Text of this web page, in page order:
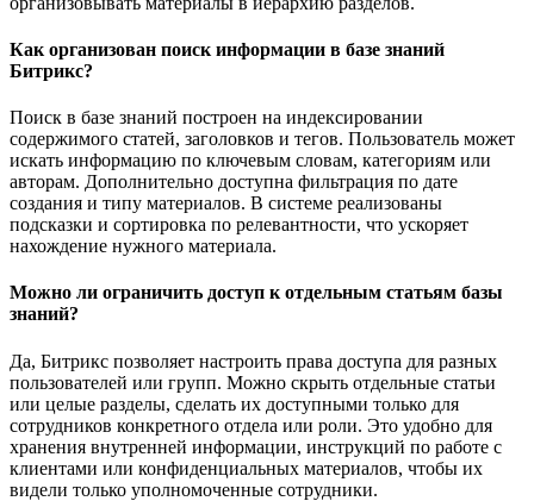
Как организован поиск информации в базе знаний
Битрикс?
Поиск в базе знаний построен на индексировании
содержимого статей, заголовков и тегов. Пользователь может
искать информацию по ключевым словам, категориям или
авторам. Дополнительно доступна фильтрация по дате
создания и типу материалов. В системе реализованы
подсказки и сортировка по релевантности, что ускоряет
нахождение нужного материала.
Можно ли ограничить доступ к отдельным статьям базы
знаний?
Да, Битрикс позволяет настроить права доступа для разных
пользователей или групп. Можно скрыть отдельные статьи
или целые разделы, сделать их доступными только для
сотрудников конкретного отдела или роли. Это удобно для
хранения внутренней информации, инструкций по работе с
клиентами или конфиденциальных материалов, чтобы их
видели только уполномоченные сотрудники.